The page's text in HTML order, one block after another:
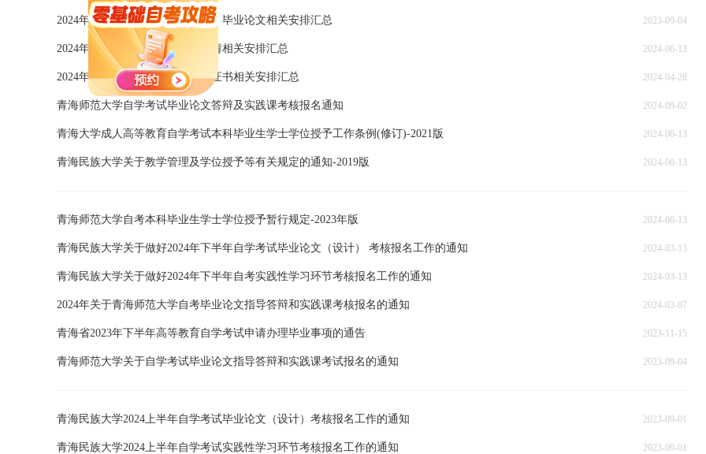
2024年青海自考实践性环节考核、毕业论文相关安排汇总 2023-09-04
2024年青海自考本科学士学位申请相关安排汇总 2024-06-13
2024年青海自考毕业申请及毕业证书相关安排汇总 2024-04-28
青海师范大学自学考试毕业论文答辩及实践课考核报名通知 2024-09-02
青海大学成人高等教育自学考试本科毕业生学士学位授予工作条例(修订)-2021版 2024-06-13
青海民族大学关于教学管理及学位授予等有关规定的通知-2019版 2024-06-13
青海师范大学自考本科毕业生学士学位授予暂行规定-2023年版 2024-06-13
青海民族大学关于做好2024年下半年自学考试毕业论文（设计） 考核报名工作的通知 2024-03-13
青海民族大学关于做好2024年下半年自考实践性学习环节考核报名工作的通知 2024-03-13
2024年关于青海师范大学自考毕业论文指导答辩和实践课考核报名的通知 2024-03-07
青海省2023年下半年高等教育自学考试申请办理毕业事项的通告 2023-11-15
青海师范大学关于自学考试毕业论文指导答辩和实践课考试报名的通知 2023-09-04
青海民族大学2024上半年自学考试毕业论文（设计）考核报名工作的通知 2023-09-01
青海民族大学2024上半年自学考试实践性学习环节考核报名工作的通知 2023-09-01